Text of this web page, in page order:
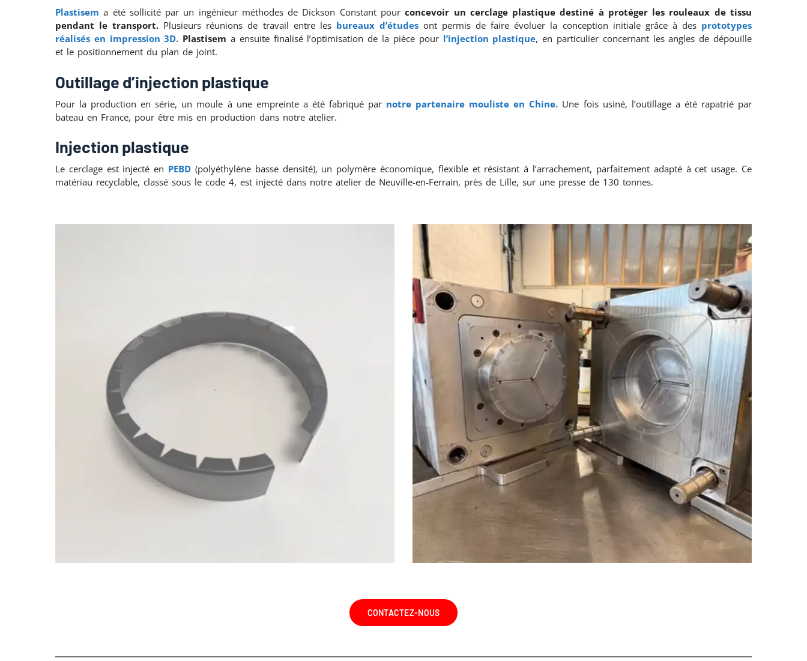
Plastisem a été sollicité par un ingénieur méthodes de Dickson Constant pourconcevoir un cerclage plastique destiné à protéger les rouleaux de tissu
pendant le transport. Plusieurs réunions de travail entre les bureaux d’étudesont permis de faire évoluer la conception initiale grâce à des prototypes
réalisés en impression 3D. Plastisem a ensuite finalisé l’optimisation de la pièce pour l’injection plastique, en particulier concernant les angles de dépouille
et le positionnement du plan de joint.
Outillage d’injection plastique
Pour la production en série, un moule à une empreinte a été fabriqué par notre partenaire mouliste en Chine. Une fois usiné, l’outillage a été rapatrié par
bateau en France, pour être mis en production dans notre atelier.
Injection plastique
Le cerclage est injecté en PEBD (polyéthylène basse densité), un polymère économique, flexible et résistant à l’arrachement, parfaitement adapté à cet usage. Ce
matériau recyclable, classé sous le code 4, est injecté dans notre atelier de Neuville-en-Ferrain, près de Lille, sur une presse de 130 tonnes.
CONTACTEZ-NOUS